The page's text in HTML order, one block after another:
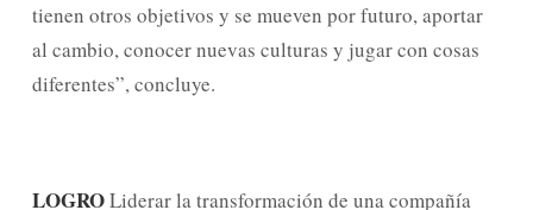
tienen otros objetivos y se mueven por futuro, aportar
al cambio, conocer nuevas culturas y jugar con cosas
diferentes”, concluye.
LOGROLiderar la transformación de una compañía